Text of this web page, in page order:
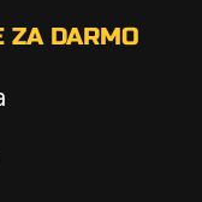
ZA DARMO